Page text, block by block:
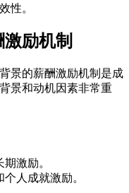
性。
励机制
景的薪酬激励机制是成
景和动机因素非常重
激励。
人成就激励。